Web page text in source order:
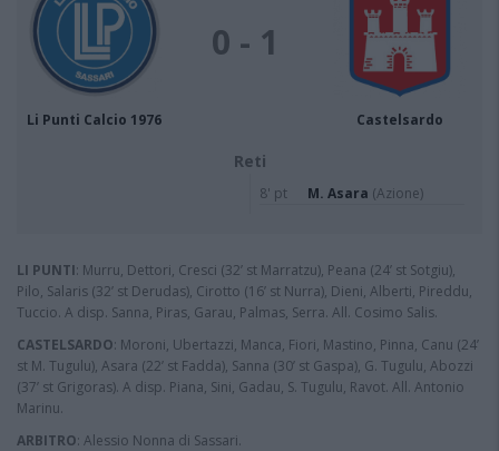
Li Punti Calcio 1976
0 - 1
Castelsardo
Reti
8' pt M. Asara (Azione)
LI PUNTI: Murru, Dettori, Cresci (32’ st Marratzu), Peana (24’ st Sotgiu),
Pilo, Salaris (32’ st Derudas), Cirotto (16’ st Nurra), Dieni, Alberti, Pireddu,
Tuccio. A disp. Sanna, Piras, Garau, Palmas, Serra. All. Cosimo Salis.
CASTELSARDO: Moroni, Ubertazzi, Manca, Fiori, Mastino, Pinna, Canu (24’
st M. Tugulu), Asara (22’ st Fadda), Sanna (30’ st Gaspa), G. Tugulu, Abozzi
(37’ st Grigoras). A disp. Piana, Sini, Gadau, S. Tugulu, Ravot. All. Antonio
Marinu.
ARBITRO: Alessio Nonna di Sassari.